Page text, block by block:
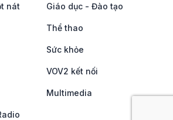
nát Giáo dục - Đào tạo
Thể thao
Sức khỏe
VOV2 kết nối
Multimedia